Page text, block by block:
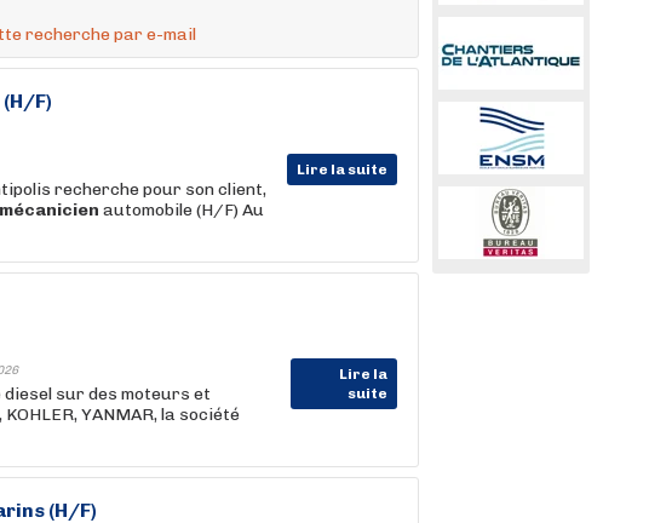
recherche par e-mail
F)
Lire la suite
recherche pour son client,
mécanicien automobile (H/F) Au
Lire la
suite
diesel sur des moteurs et
YANMAR, la société
(H/F)